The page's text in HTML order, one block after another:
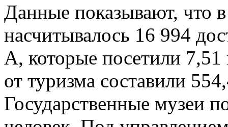
Данные показывают, что
насчитывалось 16 994
А, которые посетили
от туризма составили
Государственные музеи